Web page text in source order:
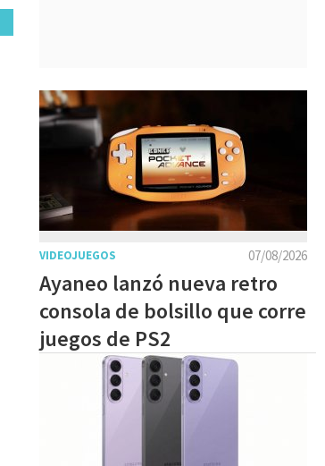
07/08/2026
VIDEOJUEGOS
Ayaneo lanzó nueva retro
consola de bolsillo que corre
juegos de PS2